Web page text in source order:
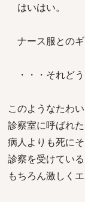
はいはい。
ナース服とのギ
・・・それどう
このようなたわ
診察室に呼ばれた
病人よりも死に
診察を受けてい
もちろん激しくエ